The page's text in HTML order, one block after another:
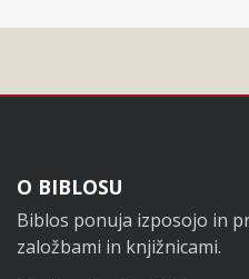
Noga
O BIBLOSU
Biblos ponuja izposojo in
založbami in knjižnicami.